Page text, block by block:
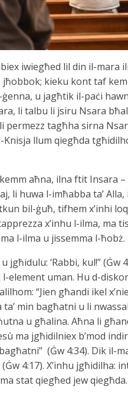
iwiegħed lil din il-mara
jħobbok; kieku kont taf
u jagħtik il-paċi
li talbu li jsiru Nsara
tagħha sirna
llum qiegħda
aħna, ilna ftit Insara
li huwa l-imħabba ta’
bil-ġuħ, tifhem x’inhi
x’inhu l-ilma, ma
l-ilma u jissemma l-ħobż.
‘Rabbi, kul!” (Ġw
element uman. Hu d-
“Jien għandi ikel
min bagħatni u li
u għalina. Aħna li
ma jgħidilniex b’mod
(Ġw 4:34). Dik il-
4:17). X’inhu jgħidilha:
stat qiegħed jew